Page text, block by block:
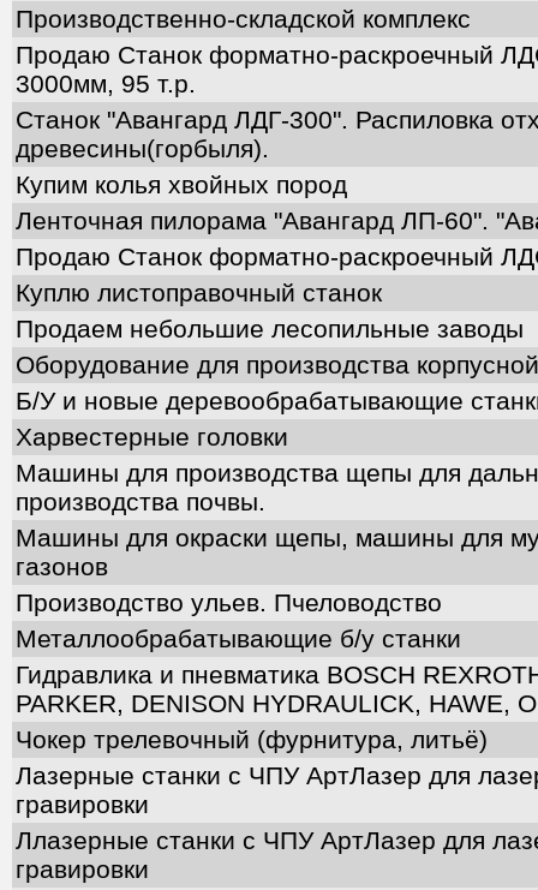
Производственно-складской комплекс
Продаю Станок форматно-раскроечный
3000мм, 95 т.р.
Станок "Авангард ЛДГ-300". Распиловка
древесины(горбыля).
Купим колья хвойных пород
Ленточная пилорама "Авангард ЛП-60".
Продаю Станок форматно-раскроечный
Куплю листоправочный станок
Продаем небольшие лесопильные заводы
Оборудование для производства
Б/У и новые деревообрабатывающие
Харвестерные головки
Машины для производства щепы для
производства почвы.
Машины для окраски щепы, машины для
газонов
Производство ульев. Пчеловодство
Металлообрабатывающие б/у станки
Гидравлика и пневматика BOSCH
PARKER, DENISON HYDRAULICK, HAWE,
Чокер трелевочный (фурнитура, литьё)
Лазерные станки с ЧПУ АртЛазер для
гравировки
Ллазерные станки с ЧПУ АртЛазер для
гравировки